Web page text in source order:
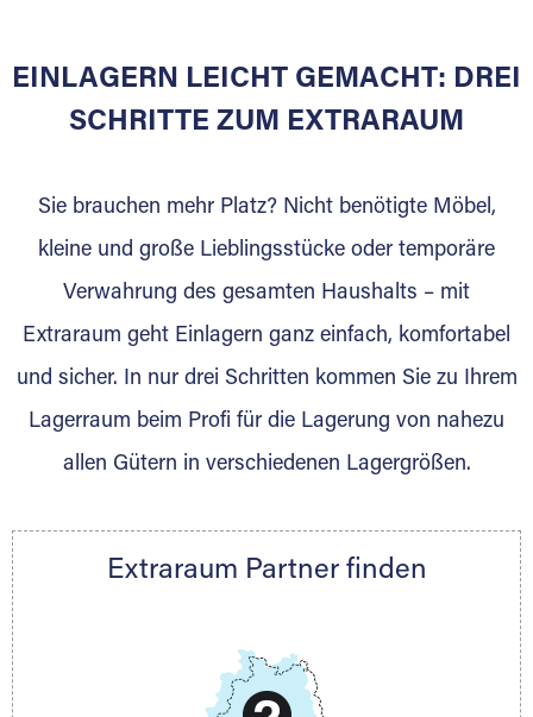
Sie bieten Kunden Lagerraum zur Miete, der
für die Einlagerung von Umzugsgut gebaut
Lagerkunden und Vermietungen.
Ihre Vorteile als Extraraum Partner:
Marktgerechte Preise
Digitale Buchungsplattform
Gewinnung von Neukunden
Nachricht.
Telefon:+49 6145 5442 - 404
DMG Aktiengesellschaft
EINLAGERN LEICHT GEMACHT: DREI
SCHRITTE ZUM EXTRARAUM
Sie brauchen mehr Platz? Nicht benötigte Möbel,
kleine und große Lieblingsstücke oder temporäre
Verwahrung des gesamten Haushalts – mit
Extraraum geht Einlagern ganz einfach, komfortabel
und sicher. In nur drei Schritten kommen Sie zu Ihrem
Lagerraum beim Profi für die Lagerung von nahezu
allen Gütern in verschiedenen Lagergrößen.
Extraraum Partner finden